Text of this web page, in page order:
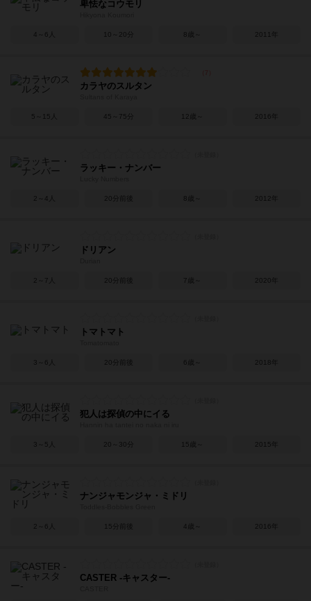
卑怯なコウモリ
4～6人 10～20分 8歳～ 2011年
カラヤのスルタン
5～15人 45～75分 12歳～ 2016年
ラッキー・ナンバー
2～4人 20分前後 8歳～ 2012年
ドリアン
2～7人 20分前後 7歳～ 2020年
トマトマト
3～6人 20分前後 6歳～ 2018年
犯人は探偵の中にイる
3～5人 20～30分 15歳～ 2015年
ナンジャモンジャ・ミドリ
2～6人 15分前後 4歳～ 2016年
CASTER -キャスター-